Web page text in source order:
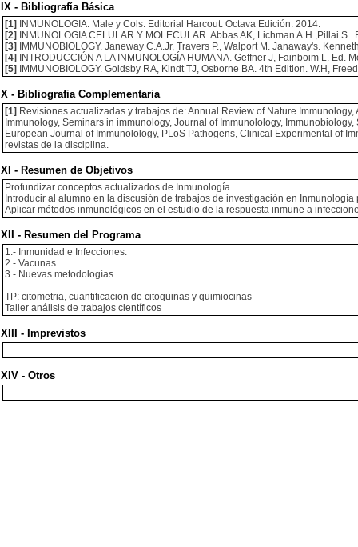
IX - Bibliografía Básica
[1]
INMUNOLOGIA. Male y Cols. Editorial Harcout. Octava Edición. 2014.
[2]
INMUNOLOGIA CELULAR Y MOLECULAR. Abbas AK, Lichman A.H.,Pillai
[3]
IMMUNOBIOLOGY. Janeway C.A.Jr, Travers P., Walport M. Janaway's.
[4]
INTRODUCCIÓN A LA INMUNOLOGÍA HUMANA. Geffner J, Fainboim L.
[5]
IMMUNOBIOLOGY. Goldsby RA, Kindt TJ, Osborne BA. 4th Edition. W.H,
X - Bibliografia Complementaria
[1] Revisiones actualizadas y trabajos de: Annual Review of Nature
Immunology, Seminars in immunology, Journal of Immunolology,
European Journal of Immunolology, PLoS Pathogens, Clinical Experimental of
revistas de la disciplina.
XI - Resumen de Objetivos
Profundizar conceptos actualizados de Inmunología.
Introducir al alumno en la discusión de trabajos de investigación en
Aplicar métodos inmunológicos en el estudio de la respuesta inmune a
XII - Resumen del Programa
1.- Inmunidad e Infecciones.
2.- Vacunas
3.- Nuevas metodologías
TP: citometria, cuantificacion de citoquinas y quimiocinas
Taller análisis de trabajos científicos
XIII - Imprevistos
XIV - Otros